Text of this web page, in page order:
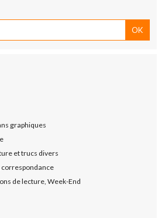
graphiques
et trucs divers
de lecture, Week-End